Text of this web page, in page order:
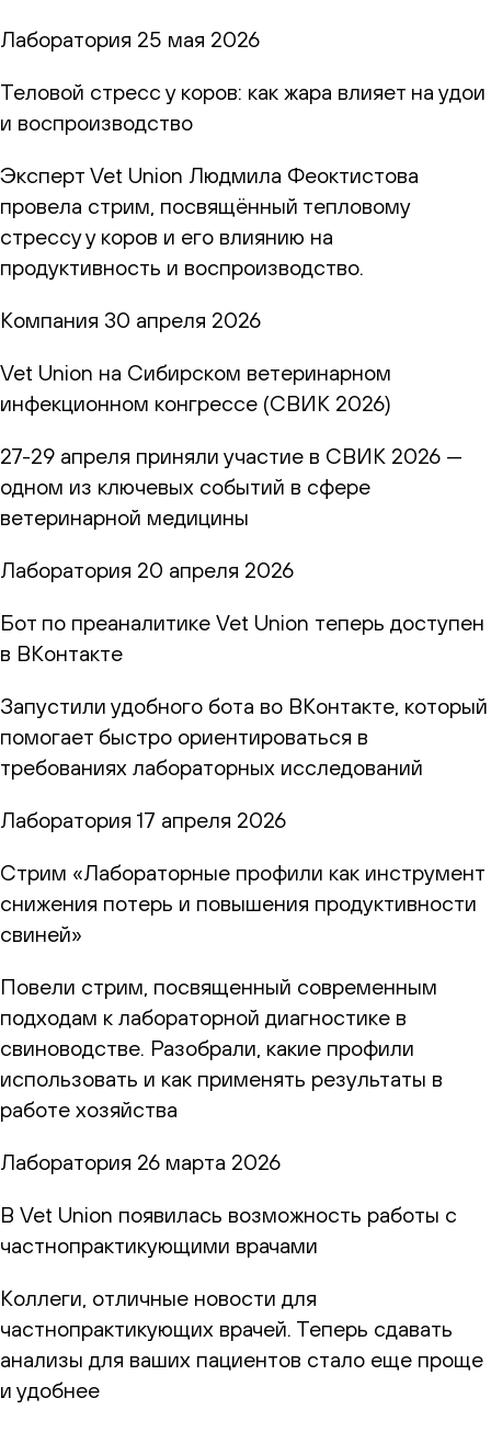
Лаборатория 25 мая 2026
Теловой стресс у коров: как жара влияет на удои
и воспроизводство
Эксперт Vet Union Людмила Феоктистова
провела стрим, посвящённый тепловому
стрессу у коров и его влиянию на
продуктивность и воспроизводство.
Компания 30 апреля 2026
Vet Union на Сибирском ветеринарном
инфекционном конгрессе (СВИК 2026)
27-29 апреля приняли участие в СВИК 2026 —
одном из ключевых событий в сфере
ветеринарной медицины
Лаборатория 20 апреля 2026
Бот по преаналитике Vet Union теперь доступен
в ВКонтакте
Запустили удобного бота во ВКонтакте, который
помогает быстро ориентироваться в
требованиях лабораторных исследований
Лаборатория 17 апреля 2026
Стрим «Лабораторные профили как инструмент
снижения потерь и повышения продуктивности
свиней»
Повели стрим, посвященный современным
подходам к лабораторной диагностике в
свиноводстве. Разобрали, какие профили
использовать и как применять результаты в
работе хозяйства
Лаборатория 26 марта 2026
В Vet Union появилась возможность работы с
частнопрактикующими врачами
Коллеги, отличные новости для
частнопрактикующих врачей. Теперь сдавать
анализы для ваших пациентов стало еще проще
и удобнее